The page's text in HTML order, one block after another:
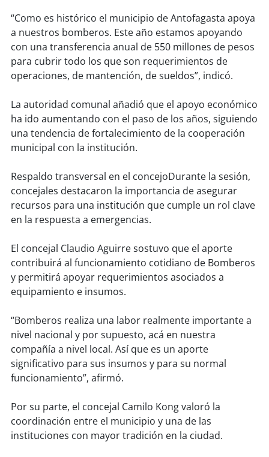
soy coronel
soyarauco
soytemuco
soyvaldivia
soyosorno
soy puertomontt
soychiloé
“Como es histórico el municipio de Antofagasta apoya
a nuestros bomberos. Este año estamos apoyando
con una transferencia anual de 550 millones de pesos
para cubrir todo los que son requerimientos de
operaciones, de mantención, de sueldos”, indicó.
La autoridad comunal añadió que el apoyo económico
ha ido aumentando con el paso de los años, siguiendo
una tendencia de fortalecimiento de la cooperación
municipal con la institución.
Respaldo transversal en el concejoDurante la sesión,
concejales destacaron la importancia de asegurar
recursos para una institución que cumple un rol clave
en la respuesta a emergencias.
El concejal Claudio Aguirre sostuvo que el aporte
contribuirá al funcionamiento cotidiano de Bomberos
y permitirá apoyar requerimientos asociados a
equipamiento e insumos.
“Bomberos realiza una labor realmente importante a
nivel nacional y por supuesto, acá en nuestra
compañía a nivel local. Así que es un aporte
significativo para sus insumos y para su normal
funcionamiento”, afirmó.
Por su parte, el concejal Camilo Kong valoró la
coordinación entre el municipio y una de las
instituciones con mayor tradición en la ciudad.